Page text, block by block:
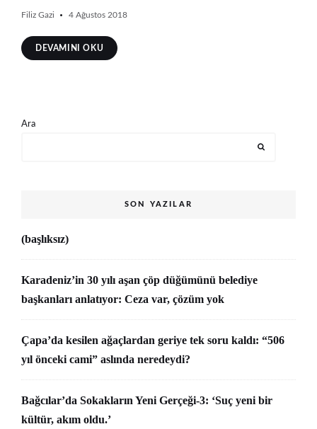
Filiz Gazi 4 Ağustos 2018
DEVAMINI OKU
Ara
SON YAZILAR
(başlıksız)
Karadeniz’in 30 yılı aşan çöp düğümünü belediye
başkanları anlatıyor: Ceza var, çözüm yok
Çapa’da kesilen ağaçlardan geriye tek soru kaldı: “506
yıl önceki cami” aslında neredeydi?
Bağcılar’da Sokakların Yeni Gerçeği-3: ‘Suç yeni bir
kültür, akım oldu.’